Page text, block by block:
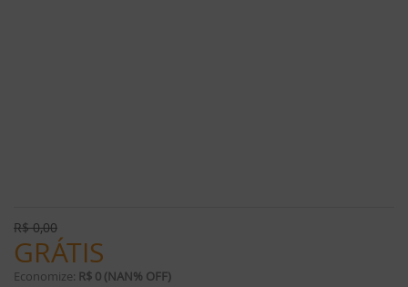
R$0,00
GRÁTIS
Economize: R$ 0 (NAN% OFF)